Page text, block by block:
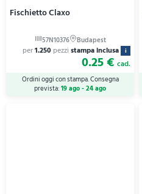
Fischietto Claxo
per1.250 pezzi stampa inclusa i
0.25 € cad.
Ordini oggi con stampa. Consegna
prevista:19 ago - 24 ago